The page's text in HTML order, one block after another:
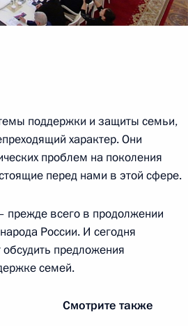
поддержки и защиты семьи,
характер. Они
проблем на поколения
перед нами в этой сфере.
всего в продолжении
России. И сегодня
обсудить предложения
семей.
Смотрите также